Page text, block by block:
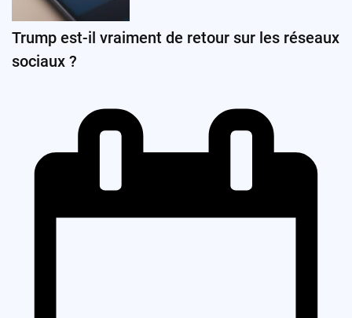
Trump est-il vraiment de retour sur les réseaux
sociaux ?